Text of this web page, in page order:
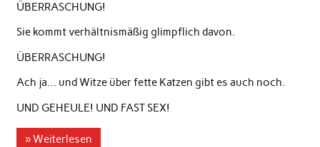
ÜBERRASCHUNG!
Sie kommt verhältnismäßig glimpflich davon.
ÜBERRASCHUNG!
Ach ja… und Witze über fette Katzen gibt es auch noch.
UND GEHEULE! UND FAST SEX!
» Weiterlesen